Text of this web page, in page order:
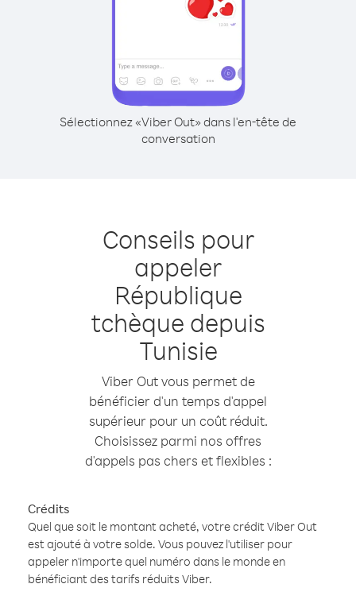
Sélectionnez «Viber Out» dans l'en-tête de
conversation
Conseils pour
appeler
République
tchèque depuis
Tunisie
Viber Out vous permet de
bénéficier d'un temps d'appel
supérieur pour un coût réduit.
Choisissez parmi nos offres
d'appels pas chers et flexibles :
Crédits
Quel que soit le montant acheté, votre crédit Viber Out
est ajouté à votre solde. Vous pouvez l'utiliser pour
appeler n'importe quel numéro dans le monde en
bénéficiant des tarifs réduits Viber.